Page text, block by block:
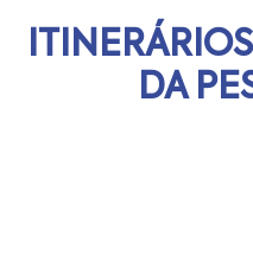
DA